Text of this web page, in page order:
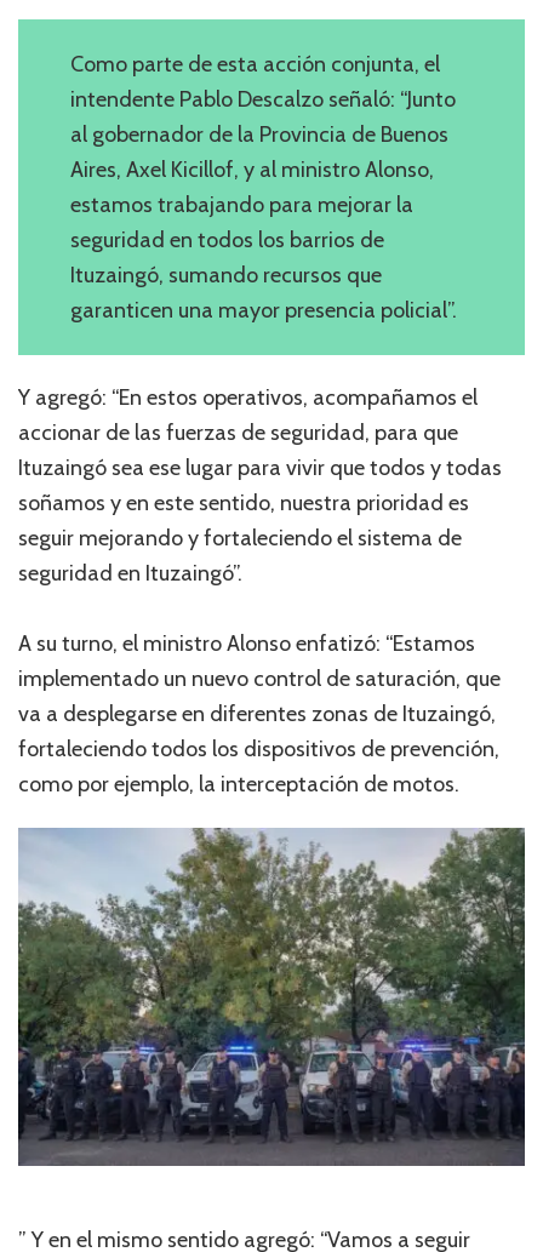
Como parte de esta acción conjunta, el
intendente Pablo Descalzo señaló: “Junto
al gobernador de la Provincia de Buenos
Aires, Axel Kicillof, y al ministro Alonso,
estamos trabajando para mejorar la
seguridad en todos los barrios de
Ituzaingó, sumando recursos que
garanticen una mayor presencia policial”.
Y agregó: “En estos operativos, acompañamos el
accionar de las fuerzas de seguridad, para que
Ituzaingó sea ese lugar para vivir que todos y todas
soñamos y en este sentido, nuestra prioridad es
seguir mejorando y fortaleciendo el sistema de
seguridad en Ituzaingó”.
A su turno, el ministro Alonso enfatizó: “Estamos
implementado un nuevo control de saturación, que
va a desplegarse en diferentes zonas de Ituzaingó,
fortaleciendo todos los dispositivos de prevención,
como por ejemplo, la interceptación de motos.
” Y en el mismo sentido agregó: “Vamos a seguir